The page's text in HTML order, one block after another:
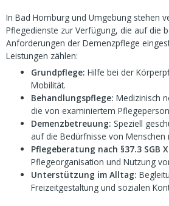
In Bad Homburg und Umgebung stehen
Pflegedienste zur Verfügung, die auf die
Anforderungen der Demenzpflege
Leistungen zählen:
Grundpflege: Hilfe bei der
Mobilität.
Behandlungspflege: Medizinisch
die von examiniertem
Demenzbetreuung: Speziell
auf die Bedürfnisse von Menschen
Pflegeberatung nach §37.3 SGB
Pflegeorganisation und Nutzung
Unterstützung im Alltag:
Freizeitgestaltung und sozialen